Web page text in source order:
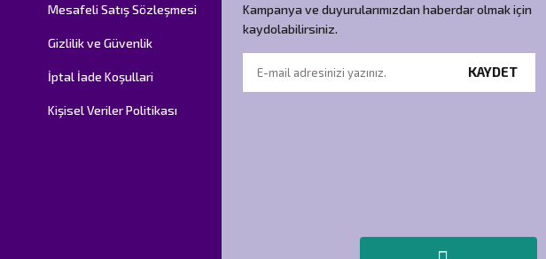
Mesafeli Satış Sözleşmesi
Gizlilik ve Güvenlik
İptal İade Koşullari
Kişisel Veriler Politikası
Kampanya ve duyurularımızdan haberdar olmak için
kaydolabilirsiniz.
KAYDET